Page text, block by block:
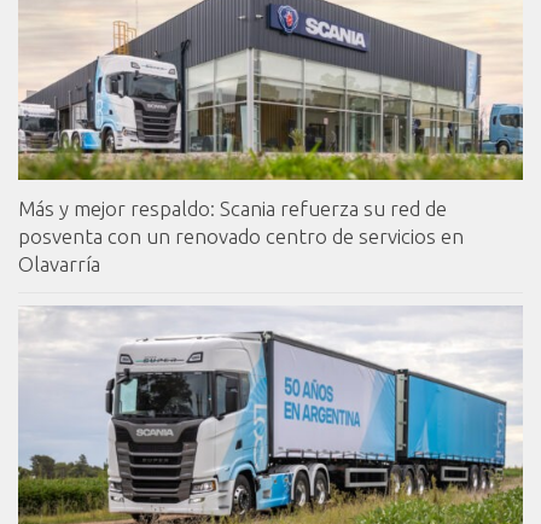
Más y mejor respaldo: Scania refuerza su red de
posventa con un renovado centro de servicios en
Olavarría